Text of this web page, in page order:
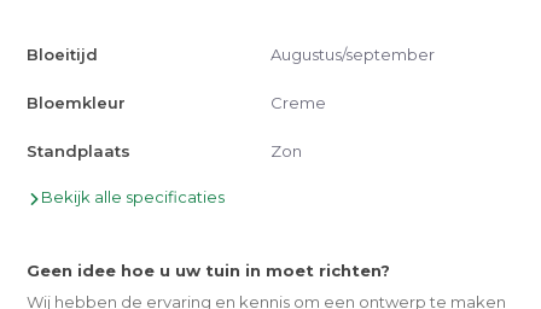
Bloeitijd Augustus/september
Bloemkleur Creme
Standplaats Zon
Bekijk alle specificaties
Geen idee hoe u uw tuin in moet richten?
Wij hebben de ervaring en kennis om een ontwerp te maken